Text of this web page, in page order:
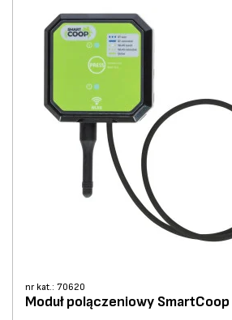
nr kat.: 70620
Moduł polączeniowy SmartCoop